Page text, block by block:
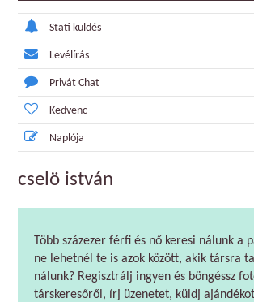
Stati küldés
Levélírás
Privát Chat
Kedvenc
Naplója
cselö istván
Több százezer férfi és nő keresi nálunk a
ne lehetnél te is azok között, akik társra
nálunk? Regisztrálj ingyen és böngéssz
társkeresőről, írj üzenetet, küldj